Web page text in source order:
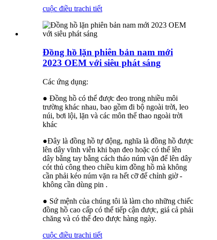
cuộc điều trachi tiết
Đồng hồ lặn phiên bản nam mới
2023 OEM với siêu phát sáng
Các ứng dụng:
● Đồng hồ có thể được đeo trong nhiều môi
trường khác nhau, bao gồm đi bộ ngoài trời, leo
núi, bơi lội, lặn và các môn thể thao ngoài trời
khác
●Đây là đồng hồ tự động, nghĩa là đồng hồ được
lên dây vĩnh viễn khi bạn đeo hoặc có thể lên
dây bằng tay bằng cách tháo núm vặn để lên dây
cót thủ công theo chiều kim đồng hồ mà không
cần phải kéo núm vặn ra hết cỡ để chỉnh giờ -
không cần dùng pin .
● Sứ mệnh của chúng tôi là làm cho những chiếc
đồng hồ cao cấp có thể tiếp cận được, giá cả phải
chăng và có thể đeo được hàng ngày.
cuộc điều trachi tiết